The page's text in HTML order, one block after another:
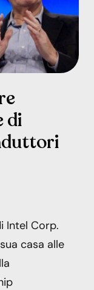
di
Intel Corp.
casa alle